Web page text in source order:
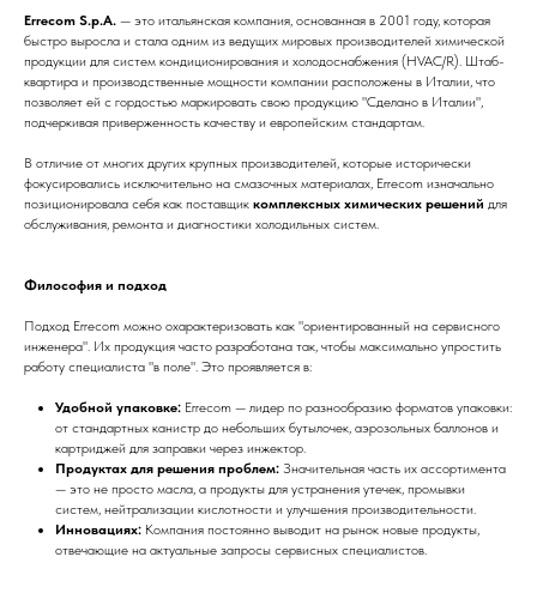
Errecom S.p.A. — это итальянская компания, основанная в 2001 году, которая
быстро выросла и стала одним из ведущих мировых производителей химической
продукции для систем кондиционирования и холодоснабжения (HVAC/R). Штаб-
квартира и производственные мощности компании расположены в Италии, что
позволяет ей с гордостью маркировать свою продукцию "Сделано в Италии",
подчеркивая приверженность качеству и европейским стандартам.
В отличие от многих других крупных производителей, которые исторически
фокусировались исключительно на смазочных материалах, Errecom изначально
позиционировала себя как поставщик комплексных химических решений для
обслуживания, ремонта и диагностики холодильных систем.
Философия и подход
Подход Errecom можно охарактеризовать как "ориентированный на сервисного
инженера". Их продукция часто разработана так, чтобы максимально упростить
работу специалиста "в поле". Это проявляется в:
Удобной упаковке: Errecom — лидер по разнообразию форматов упаковки:
от стандартных канистр до небольших бутылочек, аэрозольных баллонов и
картриджей для заправки через инжектор.
Продуктах для решения проблем: Значительная часть их ассортимента
— это не просто масла, а продукты для устранения утечек, промывки
систем, нейтрализации кислотности и улучшения производительности.
Инновациях: Компания постоянно выводит на рынок новые продукты,
отвечающие на актуальные запросы сервисных специалистов.